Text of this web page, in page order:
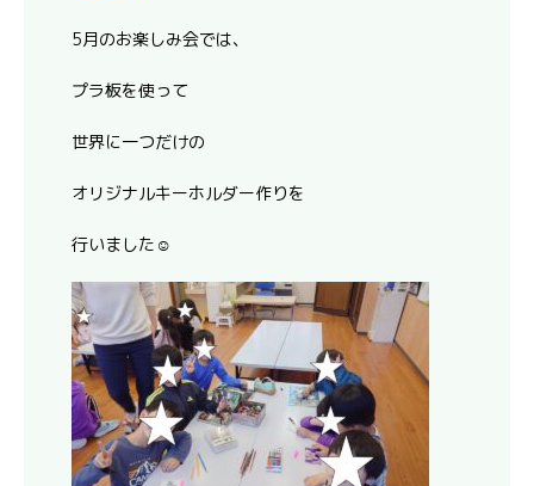
5月のお楽しみ会では、
プラ板を使って
世界に一つだけの
オリジナルキーホルダー作りを
行いました☺